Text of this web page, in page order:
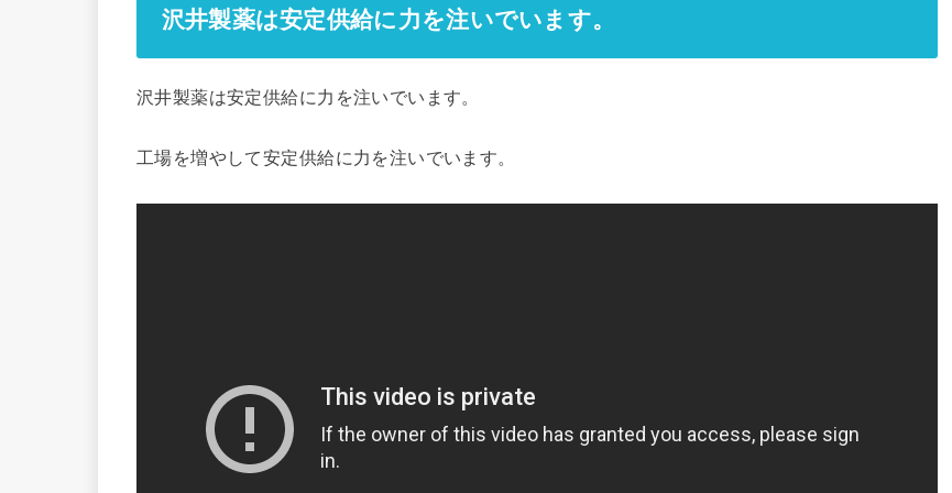
沢井製薬は安定供給に力を注いでいます。
沢井製薬は安定供給に力を注いでいます。
工場を増やして安定供給に力を注いでいます。